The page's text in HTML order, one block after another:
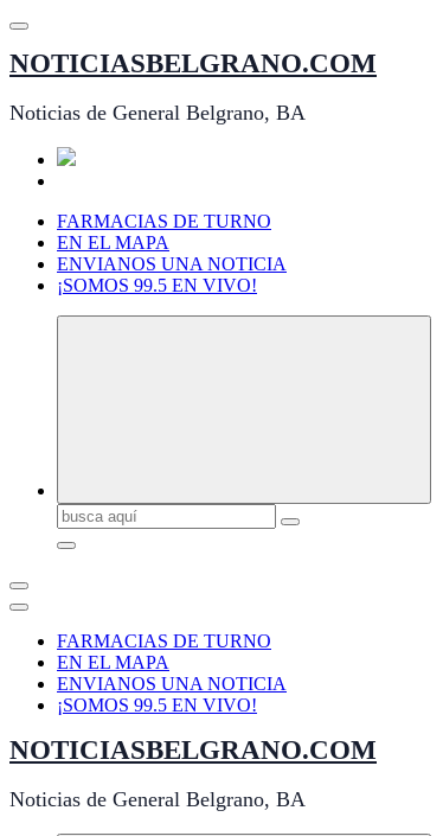
Saltar
contenido
NOTICIASBELGRANO.COM
Noticias de General Belgrano, BA
FARMACIAS DE TURNO
EN EL MAPA
ENVIANOS UNA NOTICIA
¡SOMOS 99.5 EN VIVO!
Buscar:
FARMACIAS DE TURNO
EN EL MAPA
ENVIANOS UNA NOTICIA
¡SOMOS 99.5 EN VIVO!
NOTICIASBELGRANO.COM
Noticias de General Belgrano, BA